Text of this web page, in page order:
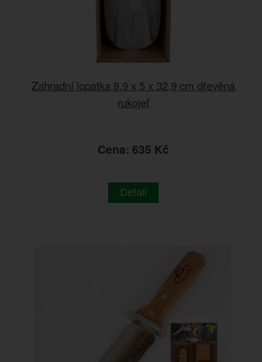
Zahradní lopatka 8,9 x 5 x 32,9 cm dřevěná
rukojeť
Cena: 635 Kč
Detail